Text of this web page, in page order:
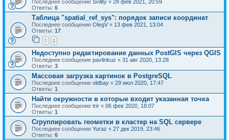
Последнее сообщение Svility « 28 фев 2021, 20:59
Ответы: 6
Таблица "spatial_ref_sys": порядок записи координат
Последнее сообщение OlegV « 13 фев 2021, 13:04
Ответы: 17
1 2
Недоступно редактирование данных PostGIS через QGIS
Последнее сообщение pavlinkuz « 31 авг 2020, 13:28
Ответы: 3
Массовая загрузка картинок в PostgreSQL
Последнее сообщение oldbay « 29 июл 2020, 17:47
Ответы: 1
Найти окружности в которые входит указанная точка
Последнее сообщение trir « 06 фев 2020, 18:07
Ответы: 1
Сгруппировать геометки в кластер на SQL сервере
Последнее сообщение Yuraz « 27 дек 2019, 23:46
Ответы: 6